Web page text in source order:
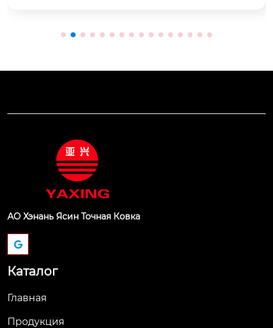
АО Хэнань Ясин Точная Ковка
Каталог
Главная
Продукция